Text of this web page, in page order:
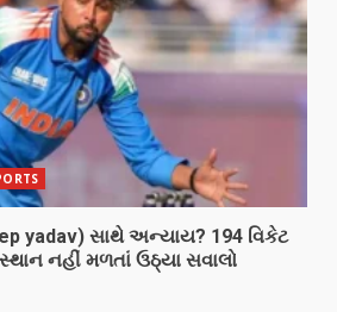
yadav) સાથે અન્યાય? 194 વિકેટ
નહીં મળતાં ઉઠ્યા સવાલો